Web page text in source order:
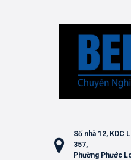
Số nhà 12, KDC
357,
Phường Phước